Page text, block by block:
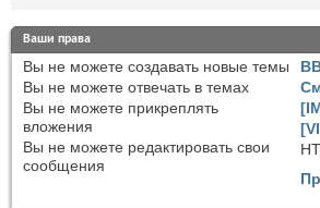
Ваши права
Вы не можете создавать новые темы
Вы не можете отвечать в темах
Вы не можете прикреплять
вложения
Вы не можете редактировать свои
сообщения